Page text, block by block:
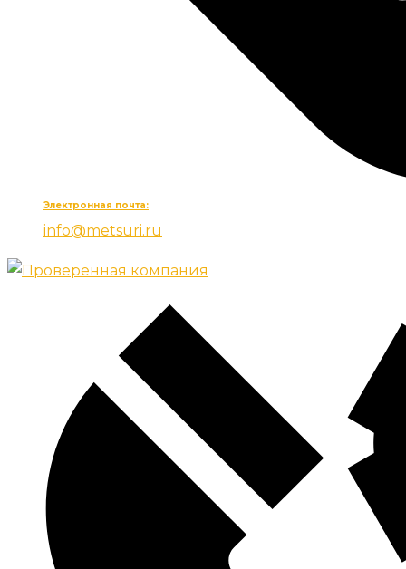
Электронная почта:
info@metsuri.ru